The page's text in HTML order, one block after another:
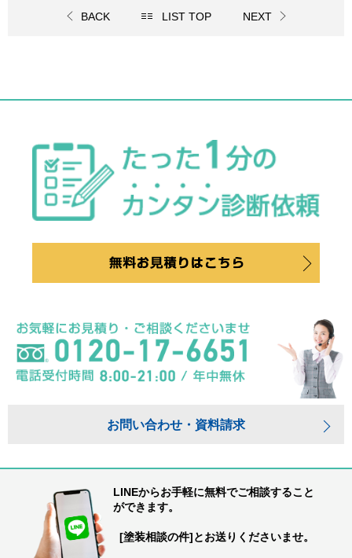
BACK LIST TOP NEXT
お問い合わせ・資料請求
LINEからお手軽に無料でご相談すること
ができます。
[塗装相談の件]とお送りくださいませ。